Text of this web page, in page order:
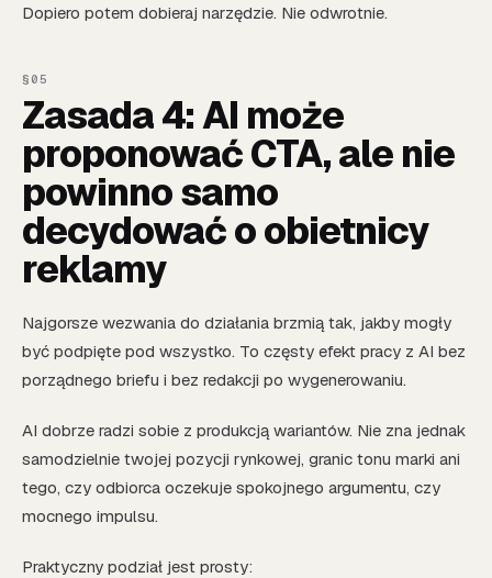
Dopiero potem dobieraj narzędzie. Nie odwrotnie.
Zasada 4: AI może
proponować CTA, ale nie
powinno samo
decydować o obietnicy
reklamy
Najgorsze wezwania do działania brzmią tak, jakby mogły
być podpięte pod wszystko. To częsty efekt pracy z AI bez
porządnego briefu i bez redakcji po wygenerowaniu.
AI dobrze radzi sobie z produkcją wariantów. Nie zna jednak
samodzielnie twojej pozycji rynkowej, granic tonu marki ani
tego, czy odbiorca oczekuje spokojnego argumentu, czy
mocnego impulsu.
Praktyczny podział jest prosty: